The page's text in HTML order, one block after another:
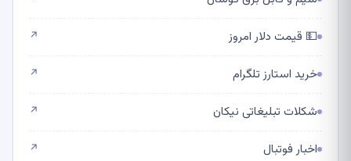
💵 قیمت دلار امروز ↗
خرید استارز تلگرام ↗
شکلات تبلیغاتی نیکان ↗
اخبار فوتبال ↗